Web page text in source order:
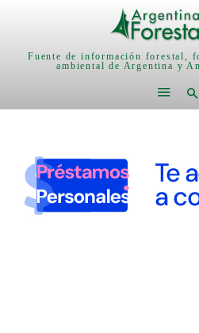
Fuente de información forestal,
ambiental de Argentina y